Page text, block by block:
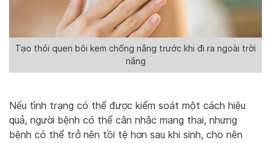
Tạo thói quen bôi kem chống nắng trước khi đi ra ngoài trời
nắng
Nếu tình trạng có thể được kiểm soát một cách hiệu
quả, người bệnh có thể cân nhắc mang thai, nhưng
bệnh có thể trở nên tồi tệ hơn sau khi sinh, cho nên